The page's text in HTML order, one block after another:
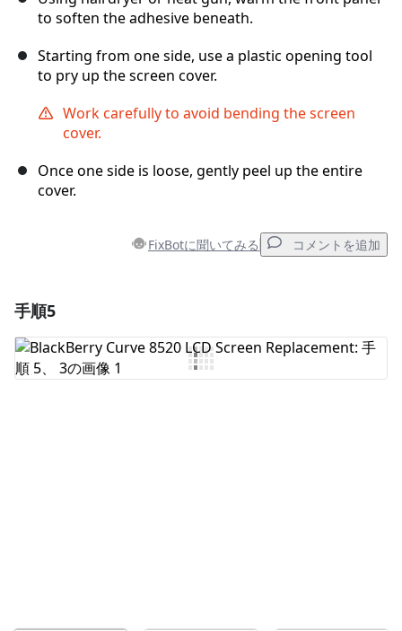
to soften the adhesive beneath.
Starting from one side, use a plastic opening tool
to pry up the screen cover.
Work carefully to avoid bending the screen
cover.
Once one side is loose, gently peel up the entire
cover.
FixBotに聞いてみる コメントを追加
コメントを追加
手順5